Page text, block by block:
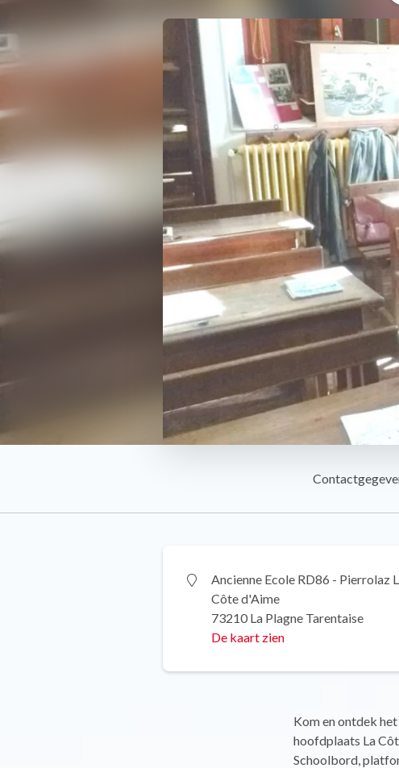
Ancienne Ecole RD86 - Pierrolaz
Côte d'Aime
73210 La Plagne Tarentaise
De kaart zien
Kom en ontdek
hoofdplaats La
Schoolbord,